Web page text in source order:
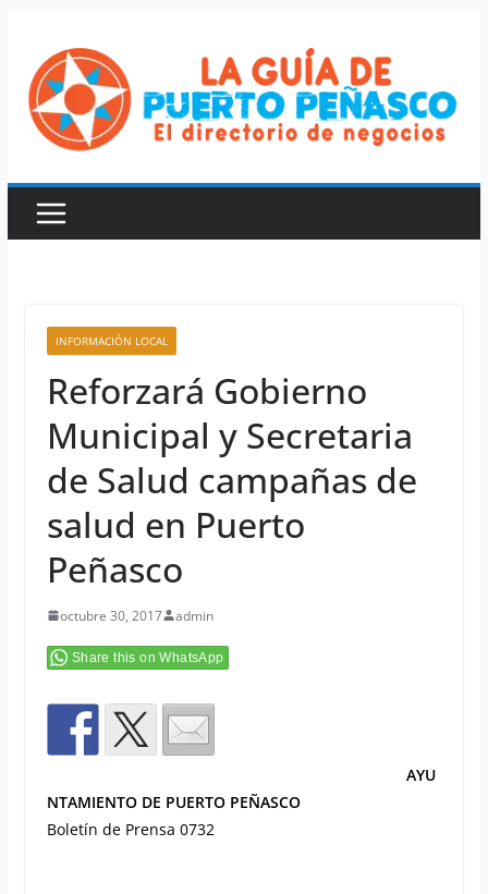
contenido
INFORMACIÓN LOCAL
Reforzará Gobierno
Municipal y Secretaria
de Salud campañas de
salud en Puerto
Peñasco
octubre 30, 2017 admin
Share this on WhatsApp
AYU
NTAMIENTO DE PUERTO PEÑASCO
Boletín de Prensa 0732